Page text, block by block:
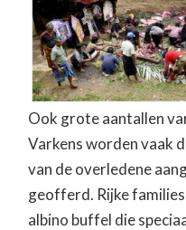
Ook grote aantallen
Varkens worden vaak
van de overledene
geofferd. Rijke
albino buffel die